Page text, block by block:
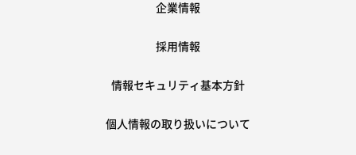
企業情報
採用情報
情報セキュリティ基本方針
個人情報の取り扱いについて